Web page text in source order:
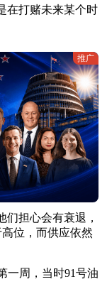
在打赌未来某个时
推广
们担心会有衰退，
位，而供应依然
一周，当时91号油